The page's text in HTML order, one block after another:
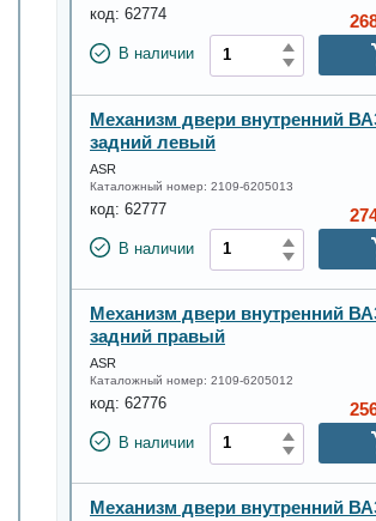
код: 62774
В наличии
Механизм двери внутренний
задний левый
ASR
Каталожный номер: 2109-6205013
код: 62777
В наличии
Механизм двери внутренний
задний правый
ASR
Каталожный номер: 2109-6205012
код: 62776
В наличии
Механизм двери внутренний